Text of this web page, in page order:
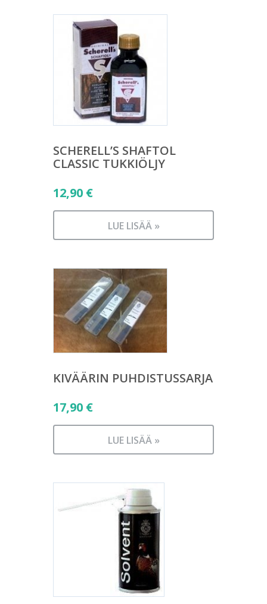
SCHERELL’S SHAFTOL
CLASSIC TUKKIÖLJY
12,90 €
LUE LISÄÄ »
KIVÄÄRIN PUHDISTUSSARJA
17,90 €
LUE LISÄÄ »